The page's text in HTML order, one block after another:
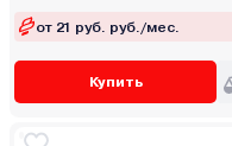
от 21 руб. руб./мес.
Купить